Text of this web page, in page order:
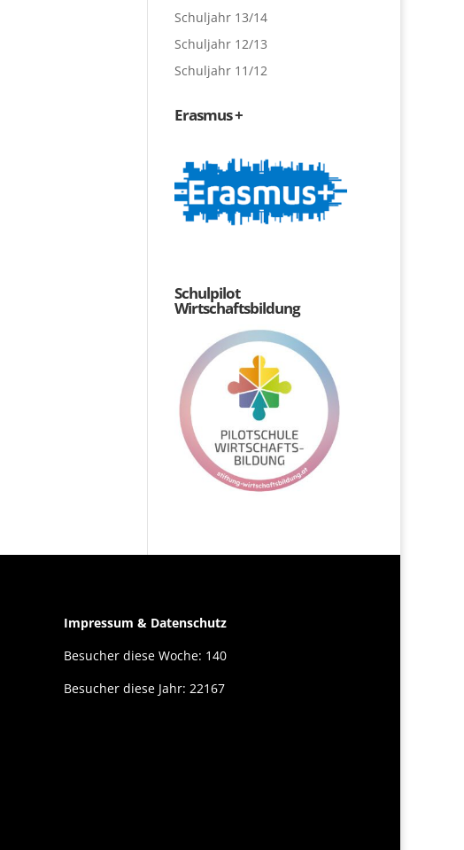
Schuljahr 13/14
Schuljahr 12/13
Schuljahr 11/12
Erasmus +
Schulpilot
Wirtschaftsbildung
Impressum & Datenschutz
Besucher diese Woche: 140
Besucher diese Jahr: 22167